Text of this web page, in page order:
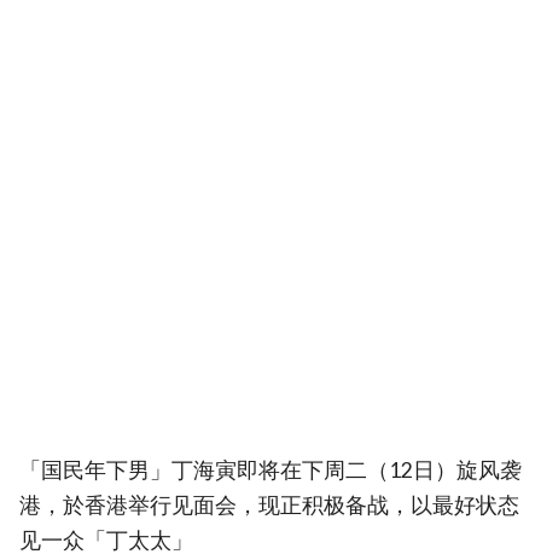
「国民年下男」丁海寅即将在下周二（12日）旋风袭
港，於香港举行见面会，现正积极备战，以最好状态
见一众「丁太太」